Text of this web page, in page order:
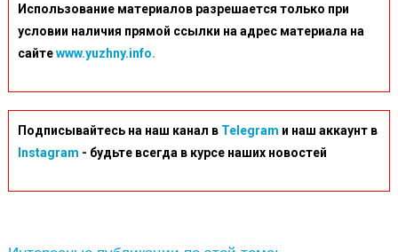
Использование материалов разрешается только при
условии наличия прямой ссылки на адрес материала на
сайтеwww.yuzhny.info.
Подписывайтесь на наш канал в Telegram и наш аккаунт в
Instagram - будьте всегда в курсе наших новостей